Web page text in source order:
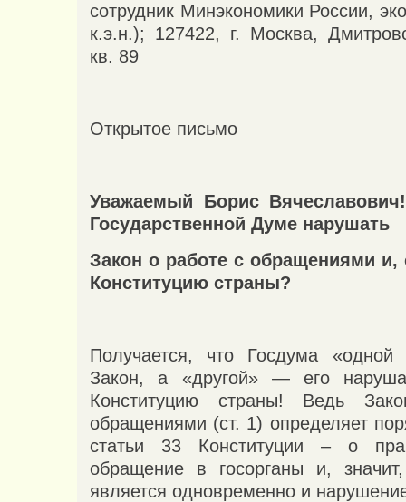
сотрудник Минэкономики России,
к.э.н.); 127422, г. Москва,
кв. 89
Открытое письмо
Уважаемый Борис
Государственной Думе нарушать
Закон о работе с обращениями и,
Конституцию страны?
Получается, что Госдума «одной
Закон, а «другой» — его
Конституцию страны! Ведь
обращениями (ст. 1) определяет
статьи 33 Конституции – о
обращение в госорганы и,
является одновременно и